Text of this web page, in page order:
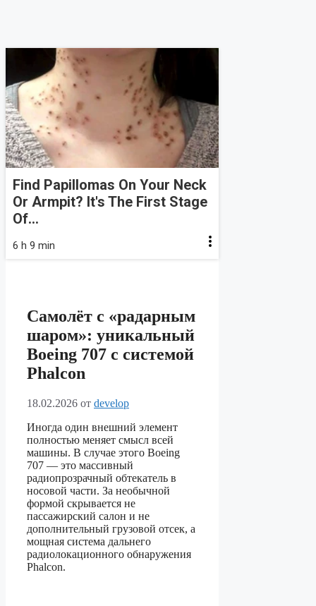
Find Papillomas On Your Neck
Or Armpit? It's The First Stage
Of...
6 h 9 min
Самолёт с «радарным
шаром»: уникальный
Boeing 707 с системой
Phalcon
18.02.2026 от develop
Иногда один внешний элемент
полностью меняет смысл всей
машины. В случае этого Boeing
707 — это массивный
радиопрозрачный обтекатель в
носовой части. За необычной
формой скрывается не
пассажирский салон и не
дополнительный грузовой отсек, а
мощная система дальнего
радиолокационного обнаружения
Phalcon.